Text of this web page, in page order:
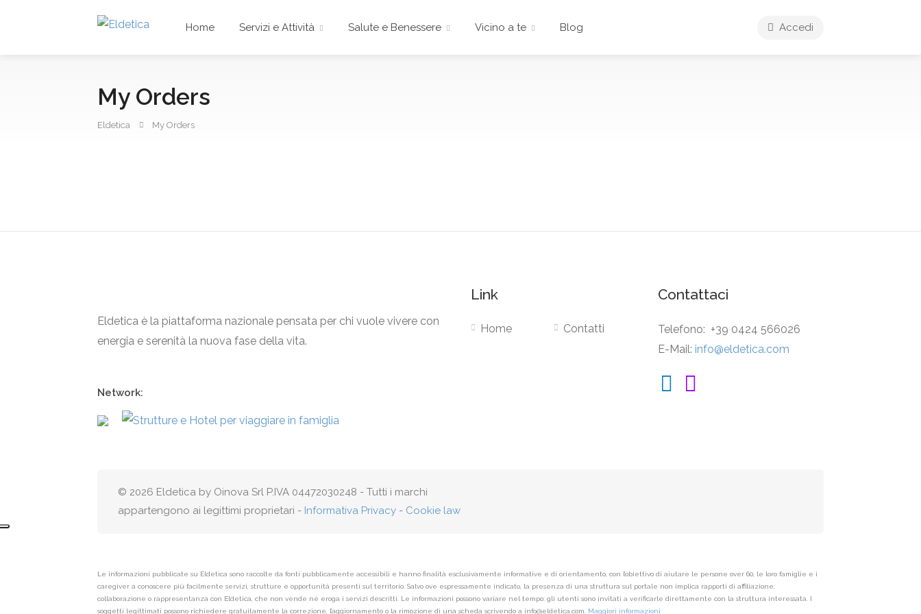
Home Servizi e Attività Salute e Benessere Vicino a te Blog Accedi
My Orders
Eldetica My Orders
Eldetica è la piattaforma nazionale pensata per chi vuole vivere con
energia e serenità la nuova fase della vita.
Network:
Link
Home Contatti
Contattaci
Telefono: +39 0424 566026
E-Mail: info@eldetica.com
© 2026 Eldetica by Oinova Srl P.IVA 04472030248 - Tutti i marchi
appartengono ai legittimi proprietari - Informativa Privacy - Cookie law
Le informazioni pubblicate su Eldetica sono raccolte da fonti pubblicamente accessibili e hanno finalità esclusivamente informative e di orientamento, con l’obiettivo di aiutare le persone over 60, le loro famiglie e i
caregiver a conoscere più facilmente servizi, strutture e opportunità presenti sul territorio. Salvo ove espressamente indicato, la presenza di una struttura sul portale non implica rapporti di affiliazione,
collaborazione o rappresentanza con Eldetica, che non vende né eroga i servizi descritti. Le informazioni possono variare nel tempo: gli utenti sono invitati a verificarle direttamente con la struttura interessata. I
soggetti legittimati possono richiedere gratuitamente la correzione, l’aggiornamento o la rimozione di una scheda scrivendo a info@eldetica.com. Maggiori informazioni